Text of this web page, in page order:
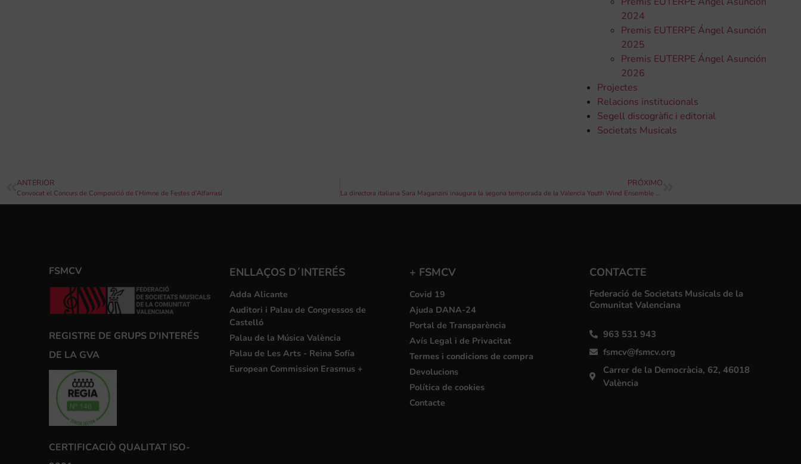
2024
Premis EUTERPE Ángel Asunción
2025
Premis EUTERPE Ángel Asunción
2026
Projectes
Relacions institucionals
Segell discogràfic i editorial
Societats Musicals
ANTERIOR
Convocat el Concurs de Composició de l’Himne de Festes d’Alfarrasí
PRÓXIMO
La directora italiana Sara Maganzini inaugura la segona temporada de la Valencia Youth Wind Ensemble a la Pobla de Farnals
FSMCV
REGISTRE DE GRUPS D'INTERÉS
DE LA GVA
CERTIFICACIÒ QUALITAT ISO-
ENLLAÇOS D´INTERÉS
Adda Alicante
Auditori i Palau de Congressos de
Castelló
Palau de la Música València
Palau de Les Arts - Reina Sofía
European Commission Erasmus +
+ FSMCV
Covid 19
Ajuda DANA-24
Portal de Transparència
Avís Legal i de Privacitat
Termes i condicions de compra
Devolucions
Política de cookies
Contacte
CONTACTE
Federació de Societats Musicals de la
Comunitat Valenciana
963 531 943
fsmcv@fsmcv.org
Carrer de la Democràcia, 62, 46018
València